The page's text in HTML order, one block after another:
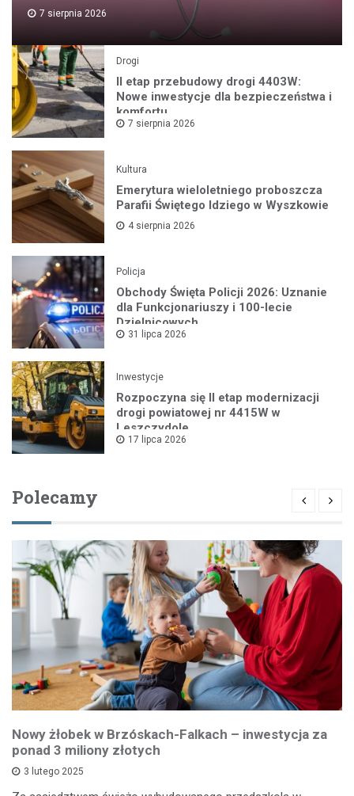
7 sierpnia 2026
Drogi
II etap przebudowy drogi 4403W:
Nowe inwestycje dla bezpieczeństwa i
komfortu
7 sierpnia 2026
Kultura
Emerytura wieloletniego proboszcza
Parafii Świętego Idziego w Wyszkowie
4 sierpnia 2026
Policja
Obchody Święta Policji 2026: Uznanie
dla Funkcjonariuszy i 100-lecie
Dzielnicowych
31 lipca 2026
Inwestycje
Rozpoczyna się II etap modernizacji
drogi powiatowej nr 4415W w
Leszczydole
17 lipca 2026
Polecamy
Nowy żłobek w Brzóskach-Falkach – inwestycja za
ponad 3 miliony złotych
3 lutego 2025